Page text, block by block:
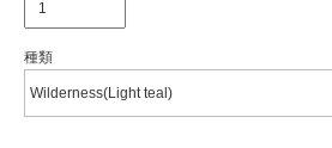
種類